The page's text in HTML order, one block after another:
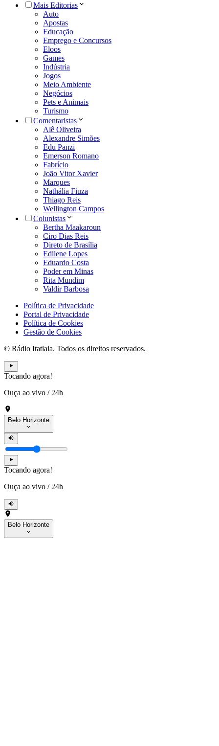
Mais Editorias
Auto
Apostas
Educação
Emprego e Concursos
Eloos
Games
Indústria
Jogos
Meio Ambiente
Negócios
Pets e Animais
Turismo
Comentaristas
Alê Oliveira
Alexandre Simões
Edu Panzi
Emerson Romano
Fabrício
João Vitor Xavier
Marques
Nathália Fiuza
Thiago Reis
Wellington Campos
Colunistas
Bertha Maakaroun
Ciro Dias Reis
Direto de Brasília
Edilene Lopes
Eduardo Costa
Poder em Minas
Rita Mundim
Valdir Barbosa
Política de Privacidade
Portal de Privacidade
Política de Cookies
Gestão de Cookies
© Rádio Itatiaia. Todos os direitos reservados.
Tocando agora!
Ouça ao vivo / 24h
Belo Horizonte
Tocando agora!
Ouça ao vivo / 24h
Belo Horizonte